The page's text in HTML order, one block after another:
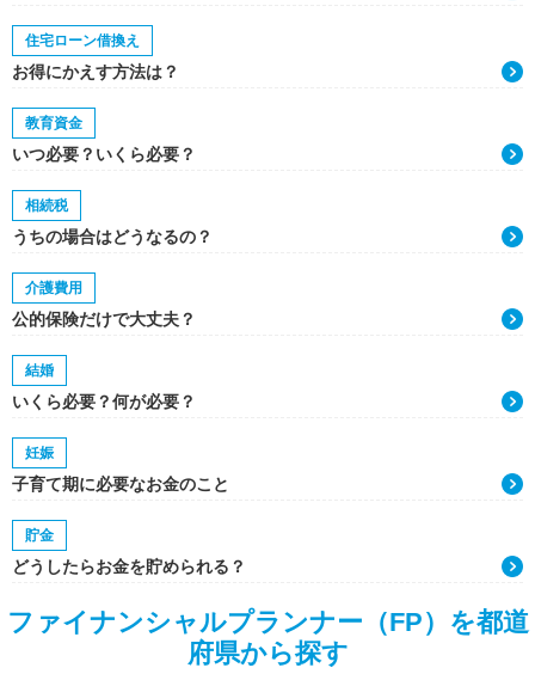
住宅ローン借換え
お得にかえす方法は？
教育資金
いつ必要？いくら必要？
相続税
うちの場合はどうなるの？
介護費用
公的保険だけで大丈夫？
結婚
いくら必要？何が必要？
妊娠
子育て期に必要なお金のこと
貯金
どうしたらお金を貯められる？
ファイナンシャルプランナー（FP）を都道
府県から探す